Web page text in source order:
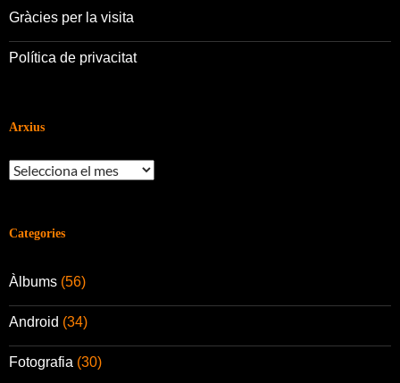
Gràcies per la visita
Política de privacitat
Arxius
Arxius
Categories
Àlbums (56)
Android (34)
Fotografia (30)